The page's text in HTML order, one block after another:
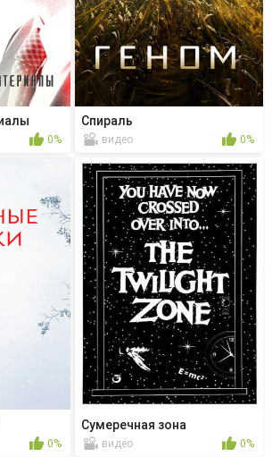
0%
Спираль
видео 0%
0%
Сумеречная зона
видео 0%